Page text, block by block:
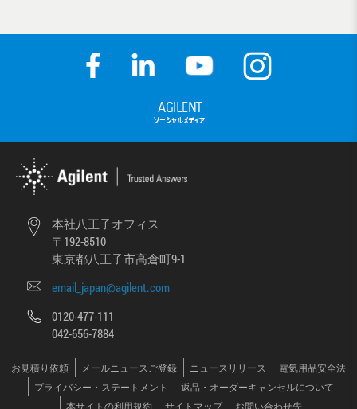
本社八王子オフィス
〒192-8510
東京都八王子市高倉町9-1
email_japan@agilent.com
0120-477-111
042-656-7884
お見積り依頼 メールニュースご登録 ニュースリリース
電気用品安全法
プライバシー・ステートメント
返品・オーダーキャンセルについて
本サイトの利用規約
サイトマップ お問い合わせ先